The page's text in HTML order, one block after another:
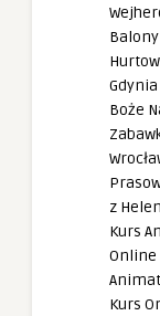
Gdynia
Boże
z
Kurs
Online
Kurs